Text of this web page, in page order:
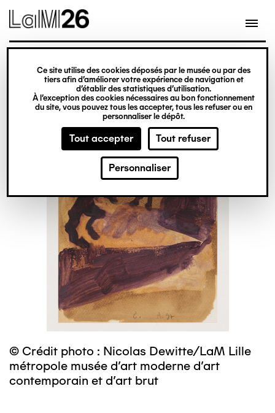
Gestion des cookies
Ce site utilise des cookies déposés par le musée ou par des
tiers afin d’améliorer votre expérience de navigation et
d’établir des statistiques d’utilisation.
À l’exception des cookies nécessaires au bon fonctionnement
du site, vous pouvez tous les accepter, tous les refuser ou en
personnaliser le dépôt.
Tout accepter Tout refuser
Personnaliser
contenu
© Crédit photo : Nicolas Dewitte/LaM Lille
métropole musée d’art moderne d’art
contemporain et d’art brut